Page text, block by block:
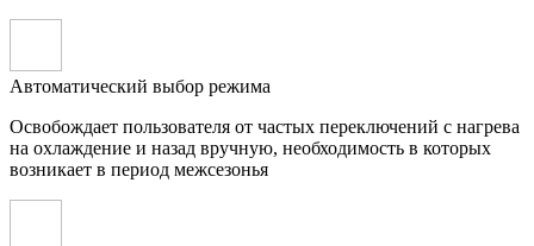
Автоматический выбор режима
Освобождает пользователя от частых переключений с нагрева
на охлаждение и назад вручную, необходимость в которых
возникает в период межсезонья